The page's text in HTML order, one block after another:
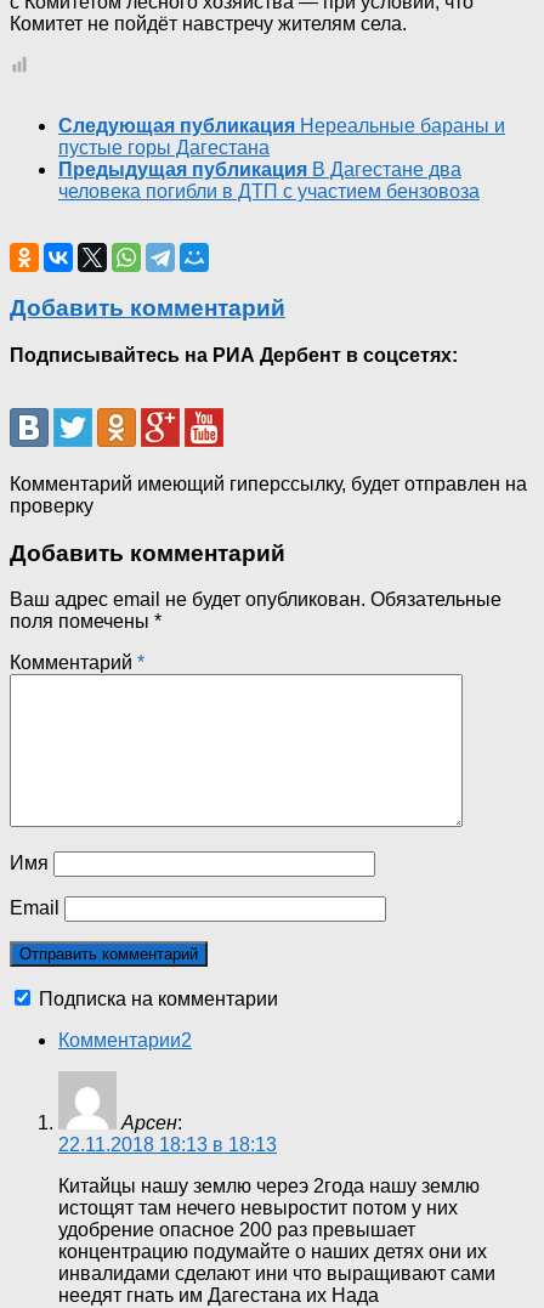
Комитет не пойдёт навстречу жителям села.
Следующая публикация Нереальные бараны и
пустые горы Дагестана
Предыдущая публикация В Дагестане два
человека погибли в ДТП с участием бензовоза
Добавить комментарий
Подписывайтесь на РИА Дербент в соцсетях:
Комментарий имеющий гиперссылку, будет отправлен на
проверку
Добавить комментарий
Ваш адрес email не будет опубликован. Обязательные
поля помечены *
Комментарий *
Имя
Email
Подписка на комментарии
Комментарии2
Арсен:
22.11.2018 18:13 в 18:13
Китайцы нашу землю череэ 2года нашу землю
истощят там нечего невыростит потом у них
удобрение опасное 200 раз превышает
концентрацию подумайте о наших детях они их
инвалидами сделают ини что выращивают сами
неедят гнать им Дагестана их Нада